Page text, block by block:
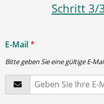
Schritt 3/
E-Mail*
Bitte geben Sie eine gültige E-